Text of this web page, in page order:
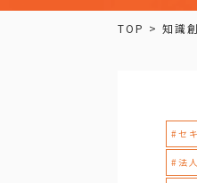
TOP > 知識
#セ
#法